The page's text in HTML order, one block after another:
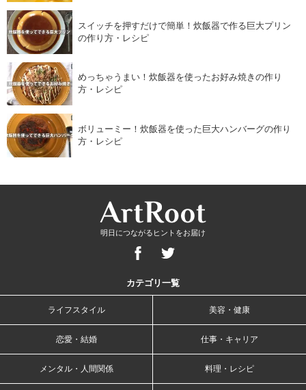
スイッチを押すだけで簡単！炊飯器で作る巨大プリン
の作り方・レシピ
めっちゃうまい！炊飯器を使ったお好み焼きの作り
方・レシピ
ボリューミー！炊飯器を使った巨大ハンバーグの作り
方・レシピ
明日につながるヒントをお届け
カテゴリ一覧
ライフスタイル 美容・健康
恋愛・結婚 仕事・キャリア
メンタル・人間関係 料理・レシピ